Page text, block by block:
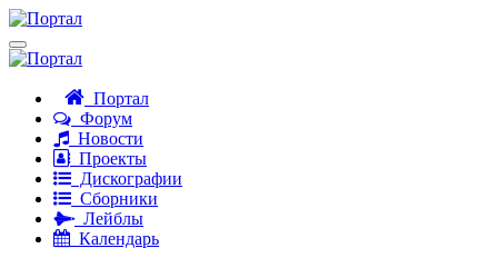
Портал
Форум
Новости
Проекты
Дискографии
Сборники
Лейблы
Календарь